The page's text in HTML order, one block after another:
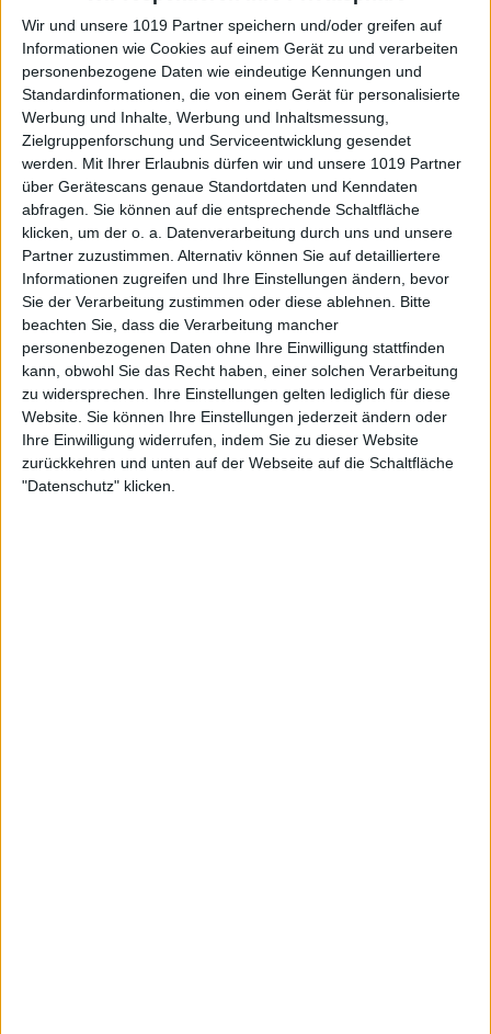
Wir und unsere 1019 Partner speichern und/oder greifen auf
Informationen wie Cookies auf einem Gerät zu und verarbeiten
personenbezogene Daten wie eindeutige Kennungen und
Standardinformationen, die von einem Gerät für personalisierte
Werbung und Inhalte, Werbung und Inhaltsmessung,
Zielgruppenforschung und Serviceentwicklung gesendet
werden.
Mit Ihrer Erlaubnis dürfen wir und unsere 1019 Partner
über Gerätescans genaue Standortdaten und Kenndaten
abfragen. Sie können auf die entsprechende Schaltfläche
klicken, um der o. a. Datenverarbeitung durch uns und unsere
Partner zuzustimmen. Alternativ können Sie auf detailliertere
Informationen zugreifen und Ihre Einstellungen ändern, bevor
Sie der Verarbeitung zustimmen oder diese ablehnen.
Bitte
beachten Sie, dass die Verarbeitung mancher
personenbezogenen Daten ohne Ihre Einwilligung stattfinden
kann, obwohl Sie das Recht haben, einer solchen Verarbeitung
zu widersprechen. Ihre Einstellungen gelten lediglich für diese
Website. Sie können Ihre Einstellungen jederzeit ändern oder
Ihre Einwilligung widerrufen, indem Sie zu dieser Website
zurückkehren und unten auf der Webseite auf die Schaltfläche
"Datenschutz" klicken.